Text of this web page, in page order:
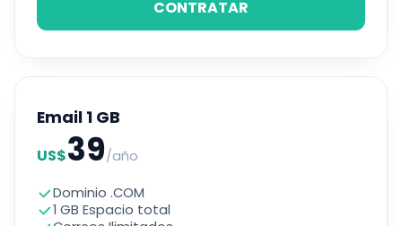
CONTRATAR
Email 1 GB
US$39/año
Dominio .COM
1 GB Espacio total